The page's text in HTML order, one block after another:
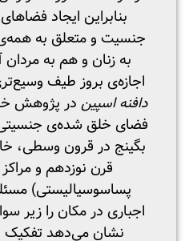
بنابراین ایجاد
جنسیت و متعلق به
به زنان و هم به
اجازه‌ی بروز طیف
دافنه اسپین در پژوهش
فضای خلق شده‌ی
بگینج در قرون وسطی،
قرن نوزدهم و
پساسوسیالیستی)
اجباری در مکان را زیر
نشان می‌دهد تفکیک